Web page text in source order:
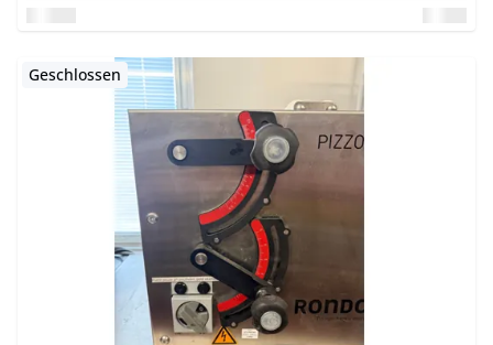
Geschlossen